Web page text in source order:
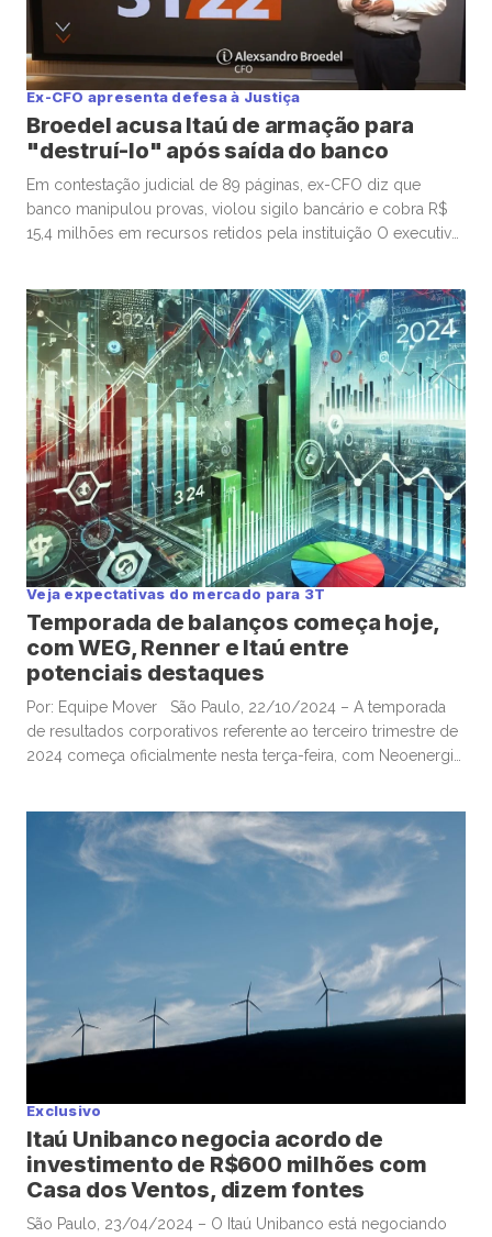
Ex-CFO apresenta defesa à Justiça
Broedel acusa Itaú de armação para
"destruí-lo" após saída do banco
Em contestação judicial de 89 páginas, ex-CFO diz que
banco manipulou provas, violou sigilo bancário e cobra R$
15,4 milhões em recursos retidos pela instituição O executivo
exclusividade pelo FLJ. Em um documento de 89 páginas,
ele acusa o maior […]
Veja expectativas do mercado para 3T
Temporada de balanços começa hoje,
com WEG, Renner e Itaú entre
potenciais destaques
Por: Equipe Mover São Paulo, 22/10/2024 – A temporada
de resultados corporativos referente ao terceiro trimestre de
2024 começa oficialmente nesta terça-feira, com Neoenergia
gigantes conhecidas como bluechips. De acordo com
analistas […]
Exclusivo
Itaú Unibanco negocia acordo de
investimento de R$600 milhões com
Casa dos Ventos, dizem fontes
São Paulo, 23/04/2024 – O Itaú Unibanco está negociando